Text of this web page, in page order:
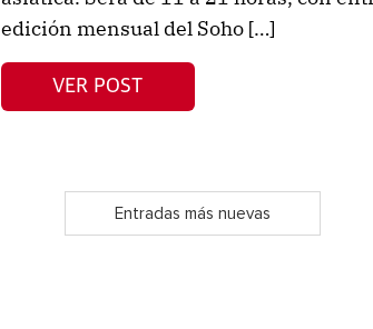
edición mensual del Soho […]
VER POST
Entradas más nuevas